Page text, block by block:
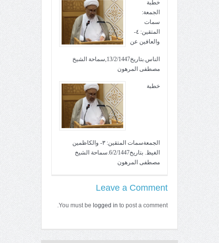
خطبة
الجمعة:
سمات
المتقين: ٤-
والعافين عن
الناس.بتاريخ13/2/1447,سماحة الشيخ
مصطفى المرهون
خطبة
الجمعةسمات المتقين: ٣- والكاظمين
الغيظ. بتاريخ6/2/1447.سماحة الشيخ
مصطفى المرهون
Leave a Comment
You must be logged in to post a comment.